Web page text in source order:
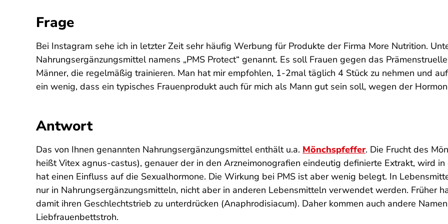
Frage
Bei Instagram sehe ich in letzter Zeit sehr häufig Werbung für Produkte der Firma More Nutrition.
Nahrungsergänzungsmittel namens „PMS Protect“ genannt. Es soll Frauen gegen das
Männer, die regelmäßig trainieren. Man hat mir empfohlen, 1-2mal täglich 4 Stück zu nehmen und
ein wenig, dass ein typisches Frauenprodukt auch für mich als Mann gut sein soll, wegen der
Antwort
Das von Ihnen genannten Nahrungsergänzungsmittel enthält u.a. Mönchspfeffer. Die Frucht des
heißtVitex agnus-castus), genauer der in den Arzneimonografien eindeutig definierte Extrakt, wird
hat einen Einfluss auf die Sexualhormone. Die Wirkung bei PMS ist aber wenig belegt. In
nur in Nahrungsergänzungsmitteln, nicht aber in anderen Lebensmitteln verwendet werden. Früher
damit ihren Geschlechtstrieb zu unterdrücken (Anaphrodisiacum). Daher kommen auch andere
Liebfrauenbettstroh.